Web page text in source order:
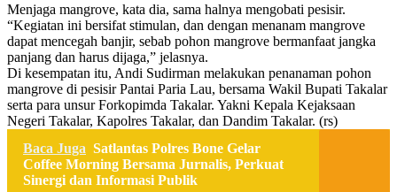
Menjaga mangrove, kata dia, sama halnya mengobati pesisir.
“Kegiatan ini bersifat stimulan, dan dengan menanam mangrove
dapat mencegah banjir, sebab pohon mangrove bermanfaat jangka
panjang dan harus dijaga,” jelasnya.
Di kesempatan itu, Andi Sudirman melakukan penanaman pohon
mangrove di pesisir Pantai Paria Lau, bersama Wakil Bupati Takalar
serta para unsur Forkopimda Takalar. Yakni Kepala Kejaksaan
Negeri Takalar, Kapolres Takalar, dan Dandim Takalar. (rs)
Baca Juga Satlantas Polres Bone Gelar
Coffee Morning Bersama Jurnalis, Perkuat
Sinergi dan Informasi Publik